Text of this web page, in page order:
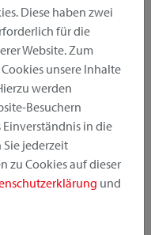
Diese haben zwei
für die
Website. Zum
unsere Inhalte
werden
Besuchern
in die
jederzeit
zu Cookies auf dieser
und